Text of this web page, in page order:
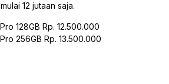
12 jutaan saja.
128GB Rp. 12.500.000
256GB Rp. 13.500.000